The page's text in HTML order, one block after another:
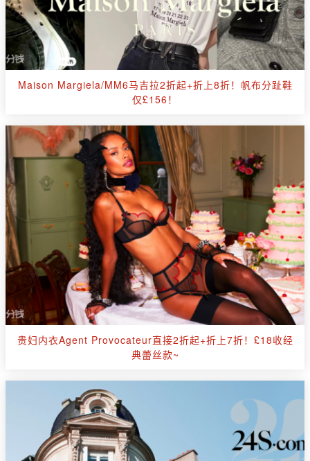
Maison Margiela/MM6马吉拉2折起+折上8折！帆布分趾鞋
仅£156！
贵妇内衣Agent Provocateur直接2折起+折上7折！£18收经
典蕾丝款~